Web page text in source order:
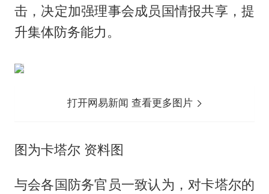
击，决定加强理事会成员国情报共享，提
升集体防务能力。
打开网易新闻 查看更多图片
图为卡塔尔 资料图
与会各国防务官员一致认为，对卡塔尔的